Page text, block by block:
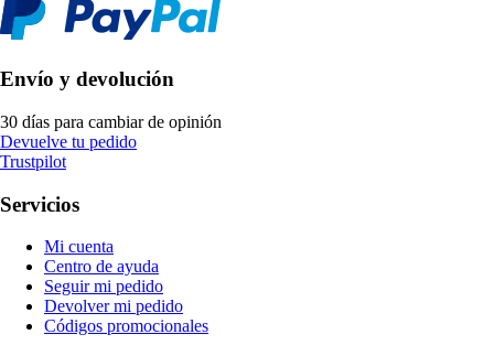
Envío y devolución
30 días para cambiar de opinión
Devuelve tu pedido
Trustpilot
Servicios
Mi cuenta
Centro de ayuda
Seguir mi pedido
Devolver mi pedido
Códigos promocionales